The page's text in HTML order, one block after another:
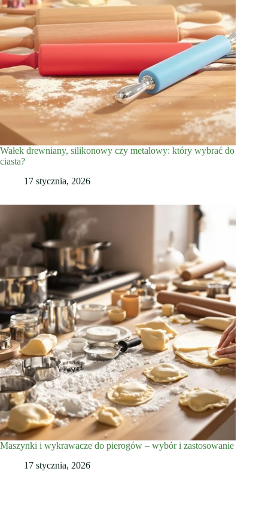
Wałek drewniany, silikonowy czy metalowy: który wybrać do
ciasta?
17 stycznia, 2026
Maszynki i wykrawacze do pierogów – wybór i zastosowanie
17 stycznia, 2026